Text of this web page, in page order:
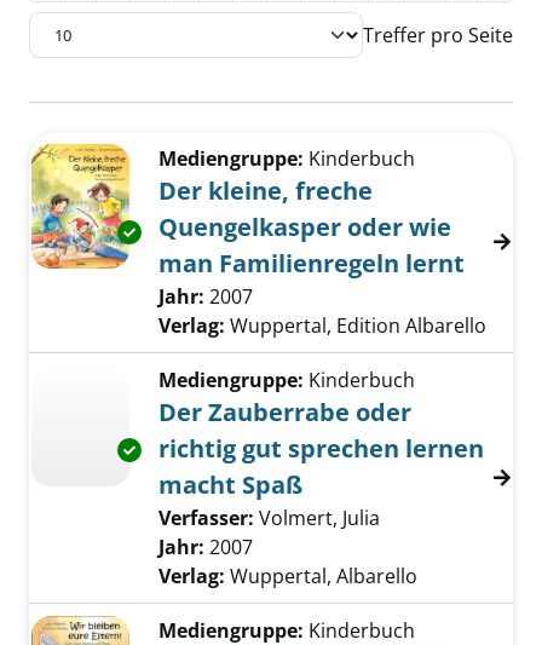
Treffer pro Seite
Zu den Suchfiltern springen
Exemplar-Details von Der kleine, freche
Mediengruppe: Kinderbuch
Der kleine, freche
Quengelkasper oder wie
man Familienregeln lernt
Suche nach diesem Verfasser
Jahr: 2007
Verlag: Wuppertal, Edition Albarello
Exemplar-Details von Der Zauberrabe oder
Mediengruppe: Kinderbuch
Der Zauberrabe oder
richtig gut sprechen lernen
macht Spaß
Verfasser: Volmert, Julia
Jahr: 2007
Verlag: Wuppertal, Albarello
Mediengruppe: Kinderbuch